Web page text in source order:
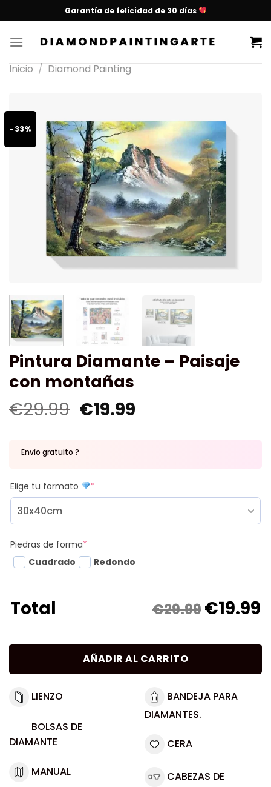
Garantía de felicidad de 30 días
Inicio / Diamond Painting
-33%
Pintura Diamante – Paisaje
con montañas
€29.99 €19.99
Envío gratuito ?
Elige tu formato *
Piedras de forma*
Cuadrado
Redondo
Total €29.99€19.99
AÑADIR AL CARRITO
LIENZO
BOLSAS DE
DIAMANTE
MANUAL
BANDEJA PARA
DIAMANTES.
CERA
CABEZAS DE